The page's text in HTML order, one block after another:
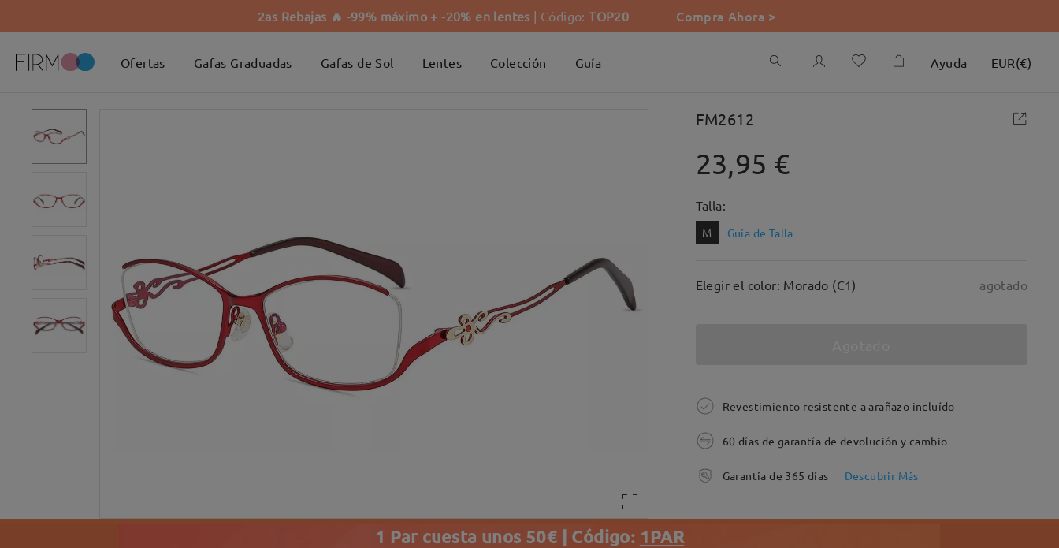
2as Rebajas 🔥 -99% máximo + -20% en lentes | Código:TOP20 Compra Ahora >
Ofertas Gafas Graduadas Gafas de Sol Lentes Colección Guía Ayuda EUR(€)
FM2612
23,95 €
Talla:
M Guía de Talla
Elegir el color: Morado (C1) agotado
Revestimiento resistente a arañazo incluído
60 días de garantía de devolución y cambio
Garantía de 365 días Descubrir Más
1 Par cuesta unos 50€ | Código: 1PAR